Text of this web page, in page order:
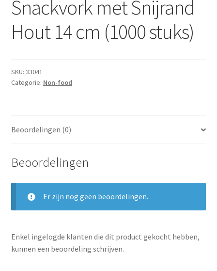
Dranken
Droge Kruidenierswaren
Koeling
Salades
Stoverijen
Maaltijden Diepvries
Snackvork met Snijrand
Hout 14 cm (1000 stuks)
SKU: 33041
Categorie: Non-food
Beoordelingen (0)
Beoordelingen
Er zijn nog geen beoordelingen.
Enkel ingelogde klanten die dit product gekocht hebben,
kunnen een beoordeling schrijven.